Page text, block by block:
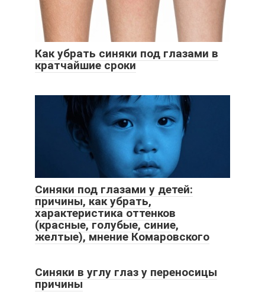
Как убрать синяки под глазами в
кратчайшие сроки
Синяки под глазами у детей:
причины, как убрать,
характеристика оттенков
(красные, голубые, синие,
желтые), мнение Комаровского
Синяки в углу глаз у переносицы
причины